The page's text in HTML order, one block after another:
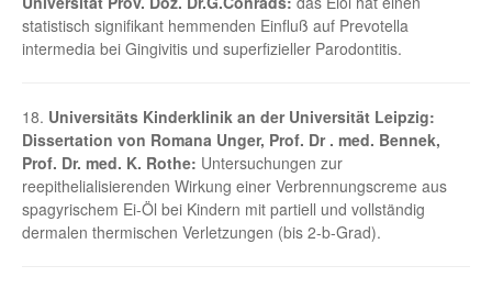
statistisch signifikant hemmenden Einfluß auf Prevotella
intermedia bei Gingivitis und superfizieller Parodontitis.
18. Universitäts Kinderklinik an der Universität Leipzig:
Dissertation von Romana Unger, Prof. Dr . med. Bennek,
Prof. Dr. med. K. Rothe: Untersuchungen zur
reepithelialisierenden Wirkung einer Verbrennungscreme aus
spagyrischem Ei-Öl bei Kindern mit partiell und vollständig
dermalen thermischen Verletzungen (bis 2-b-Grad).